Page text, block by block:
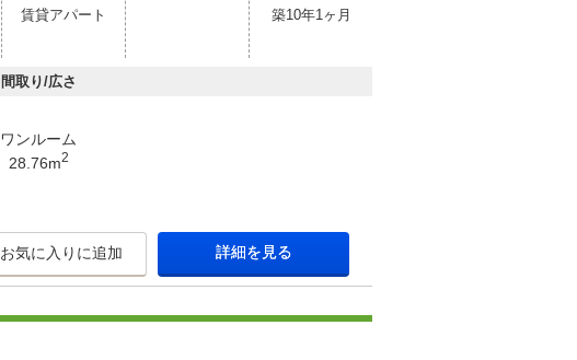
賃貸アパート 築10年1ヶ月
間取り/広さ
ワンルーム
28.76m2
お気に入りに追加 詳細を見る